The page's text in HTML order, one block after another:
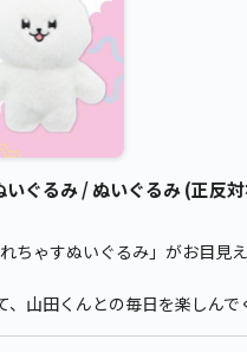
いぐるみ / ぬいぐるみ (正反
ちゃすぬいぐるみ」がお目見え
山田くんとの毎日を楽しんで